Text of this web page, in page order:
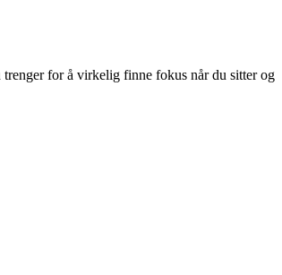
for å virkelig finne fokus når du sitter og